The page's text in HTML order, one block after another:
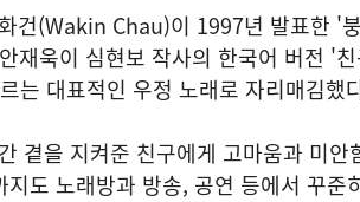
건(Wakin Chau)이 1997년 발표한 '
재욱이 심현보 작사의 한국어 버전 '
는 대표적인 우정 노래로 자리매김했
곁을 지켜준 친구에게 고마움과 미안
도 노래방과 방송, 공연 등에서 꾸준